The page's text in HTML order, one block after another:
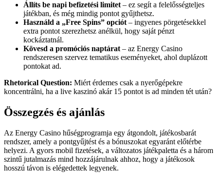
Állíts be napi befizetési limitet – ez segít a felelősségteljes
játékban, és még mindig pontot gyűjthetsz.
Használd a „Free Spins” opciót – ingyenes pörgetésekkel
extra pontot szerezhetsz anélkül, hogy saját pénzt
kockáztatnál.
Kövesd a promóciós naptárat – az Energy Casino
rendszeresen szervez tematikus eseményeket, ahol duplázott
pontokat ad.
Rhetorical Question: Miért érdemes csak a nyerőgépekre
koncentrálni, ha a live kaszinó akár 15 pontot is ad minden tét után?
Összegzés és ajánlás
Az Energy Casino hűségprogramja egy átgondolt, játékosbarát
rendszer, amely a pontgyűjtést és a bónuszokat egyaránt előtérbe
helyezi. A gyors mobil fizetések, a változatos játékpaletta és a három
szintű jutalmazás mind hozzájárulnak ahhoz, hogy a játékosok
hosszú távon is elégedettek legyenek.